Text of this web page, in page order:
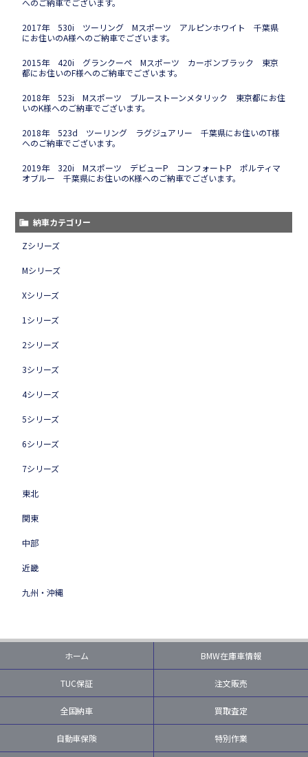
2017年 530i ツーリング Mスポーツ アルピンホワイト 千葉県
にお住いのA様へのご納車でございます。
2015年 420i グランクーペ Mスポーツ カーボンブラック 東京
都にお住いのF様へのご納車でございます。
2018年 523i Mスポーツ ブルーストーンメタリック 東京都にお住
いのK様へのご納車でございます。
2018年 523d ツーリング ラグジュアリー 千葉県にお住いのT様
へのご納車でございます。
2019年 320i Mスポーツ デビューP コンフォートP ポルティマ
オブルー 千葉県にお住いのK様へのご納車でございます。
納車カテゴリー
Zシリーズ
Mシリーズ
Xシリーズ
1シリーズ
2シリーズ
3シリーズ
4シリーズ
5シリーズ
6シリーズ
7シリーズ
東北
関東
中部
近畿
九州・沖縄
ホーム BMW在庫車情報
TUC保証 注文販売
全国納車 買取査定
自動車保険 特別作業